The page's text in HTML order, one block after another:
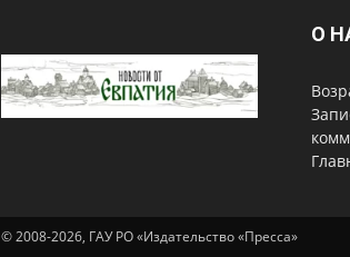
О
© 2008-2026, ГАУ РО «Издательство «Пресса»